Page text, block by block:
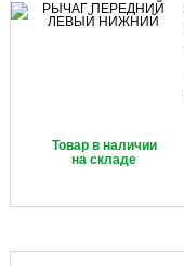
Товар в наличии
на складе